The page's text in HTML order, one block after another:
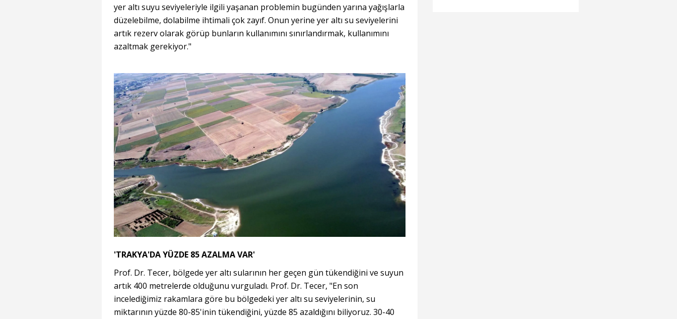
yer altı suyu seviyeleriyle ilgili yaşanan problemin bugünden yarına yağışlarla
düzelebilme, dolabilme ihtimali çok zayıf. Onun yerine yer altı su seviyelerini
artık rezerv olarak görüp bunların kullanımını sınırlandırmak, kullanımını
azaltmak gerekiyor."
'TRAKYA'DA YÜZDE 85 AZALMA VAR'
Prof. Dr. Tecer, bölgede yer altı sularının her geçen gün tükendiğini ve suyun
artık 400 metrelerde olduğunu vurguladı. Prof. Dr. Tecer, "En son
incelediğimiz rakamlara göre bu bölgedeki yer altı su seviyelerinin, su
miktarının yüzde 80-85'inin tükendiğini, yüzde 85 azaldığını biliyoruz. 30-40